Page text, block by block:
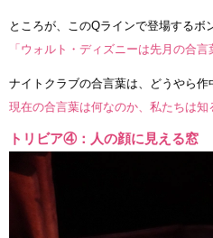
ところが、このQラインで登場するボ
「ウォルト・ディズニーは先月の合言
ナイトクラブの合言葉は、どうやら
現在の合言葉は何なのか、私たちは知
トリビア④：人の顔に見える窓